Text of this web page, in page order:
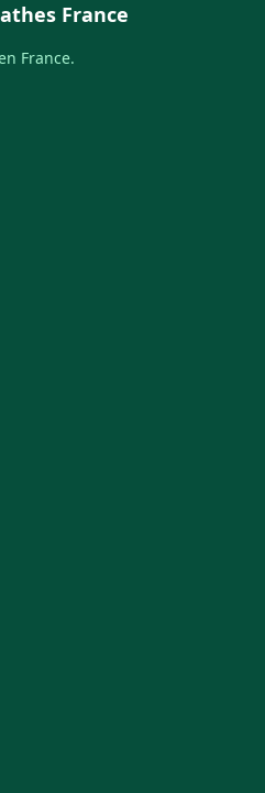
France
France.